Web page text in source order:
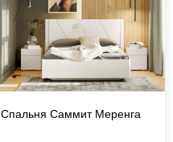
Спальня Саммит Меренга